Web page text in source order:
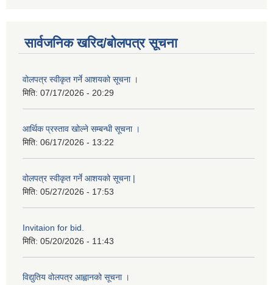
सार्वजनिक खरिद/बोलपत्र सूचना
वोलपत्र स्वीकृत गर्ने आशयको सूचना ।
मिति: 07/17/2026 - 20:29
आर्थिक प्रस्ताव खोल्ने सम्बन्धी सूचना ।
मिति: 06/17/2026 - 13:22
वोलपत्र स्वीकृत गर्ने आशयको सूचना |
मिति: 05/27/2026 - 17:53
Invitaion for bid.
मिति: 05/20/2026 - 11:43
विद्युतिय वोलपत्र आह्वानको सूचना ।